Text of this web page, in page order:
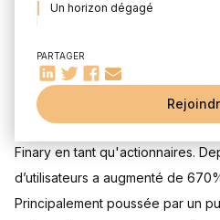
Un horizon dégagé
PARTAGER
Chers amis & actionnaires de
Cela fait déjà 1 an que 1000
Finary en tant qu'actionnaires.
d’utilisateurs a augmenté de
Principalement poussée par un